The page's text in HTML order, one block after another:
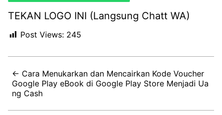
TEKAN LOGO INI (Langsung Chatt WA)
Post Views: 245
← Cara Menukarkan dan Mencairkan Kode Voucher
Google Play eBook di Google Play Store Menjadi Ua
ng Cash